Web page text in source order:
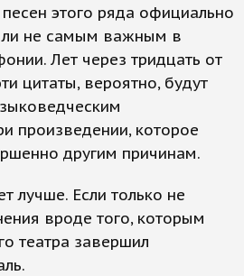
этого ряда официально
ли не самым важным в
Лет через тридцать от
цитаты, вероятно, будут
произведении, которое
другим причинам.
лучше. Если только не
вроде того, которым
театра завершил